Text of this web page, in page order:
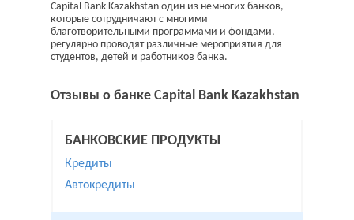
Capital Bank Kazakhstan один из немногих банков,
которые сотрудничают с многими
благотворительными программами и фондами,
регулярно проводят различные мероприятия для
студентов, детей и работников банка.
Отзывы о банке Capital Bank Kazakhstan
БАНКОВСКИЕ ПРОДУКТЫ
Кредиты
Автокредиты